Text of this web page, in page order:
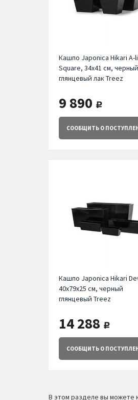
Кашпо Japonica Hikari A-
Square, 34х41 см, черный
глянцевый лак Treez
9 890 руб.
СООБЩИТЬ О
Кашпо Japonica Hikari
40х79х25 см, черный
глянцевый Treez
14 288 руб.
СООБЩИТЬ О
В этом разделе вы можете